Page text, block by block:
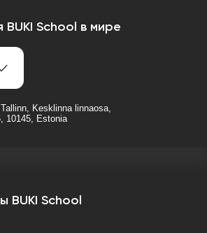
BUKI School в мире
Kesklinna linnaosa,
10145, Estonia
BUKI School